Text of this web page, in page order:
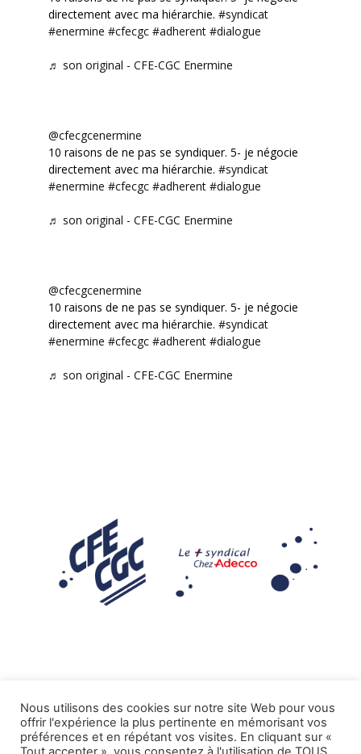
directement avec ma hiérarchie. #syndicat
#enermine #cfecgc #adherent #dialogue
♬ son original - CFE-CGC Enermine
@cfecgcenermine
10 raisons de ne pas se syndiquer. 5- je négocie
directement avec ma hiérarchie. #syndicat
#enermine #cfecgc #adherent #dialogue
♬ son original - CFE-CGC Enermine
@cfecgcenermine
10 raisons de ne pas se syndiquer. 5- je négocie
directement avec ma hiérarchie. #syndicat
#enermine #cfecgc #adherent #dialogue
♬ son original - CFE-CGC Enermine
Mentions légales
Nous utilisons des cookies sur notre site Web pour vous
offrir l'expérience la plus pertinente en mémorisant vos
préférences et en répétant vos visites. En cliquant sur «